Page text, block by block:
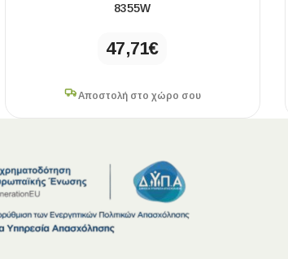
8355W
47,71€
Αποστολή στο χώρο σου